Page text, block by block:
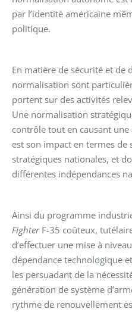
par l’identité américaine
politique.
En matière de sécurité et de
normalisation sont
portent sur des activités
Une normalisation
contrôle tout en causant
est son impact en termes de
stratégiques nationales, et
différentes indépendances
Ainsi du programme
FighterF-35 coûteux,
d’effectuer une mise à
dépendance technologique
les persuadant de la
génération de système
rythme de renouvellement